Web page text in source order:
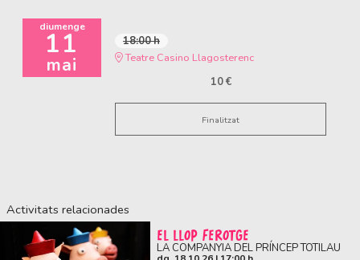
diumenge
11
mai
18:00 h
Teatre Casino Llagosterenc
10 €
Finalitzat
Activitats relacionades
EL LLOP FEROTGE
LA COMPANYIA DEL PRÍNCEP TOTILAU